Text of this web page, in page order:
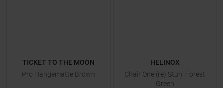
TICKET TO THE MOON
Pro Hängematte Brown
HELINOX
Chair One (re) Stuhl Forest
Green